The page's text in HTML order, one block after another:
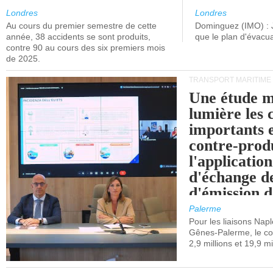
Londres
Au cours du premier semestre de cette
année, 38 accidents se sont produits,
contre 90 au cours des six premiers mois
de 2025.
Londres
Dominguez (IMO) :
que le plan
TRANSPORT MARITIME
Une étude
lumière les
importants
contre-
d'échange
d'émission
(SEQE-UE)
maritimes
occidentale.
Palerme
Pour les liaisons
Gênes-Palerme, le
2,9 millions et 19,9